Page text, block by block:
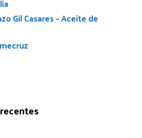
Gil Casares – Aceite de